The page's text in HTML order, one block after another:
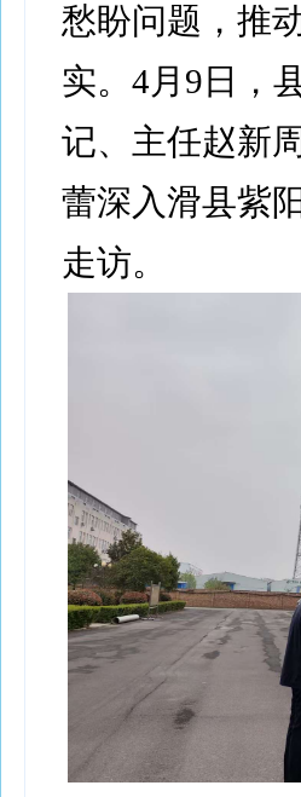
愁盼问题，推
实。4月9日，
记、主任赵新
蕾深入滑县紫
走访。